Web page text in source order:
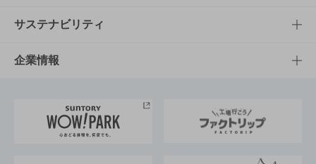
商品発売情報
栄養成分一覧
キャンペーン
工場見学
地域情報
文化・スポーツTOP
サントリーホール
サントリーサンバーズ大阪
サステナビリティ
サステナビリティTOP
サントリーが考えるサステナビリティ経営
企業情報
企業概要